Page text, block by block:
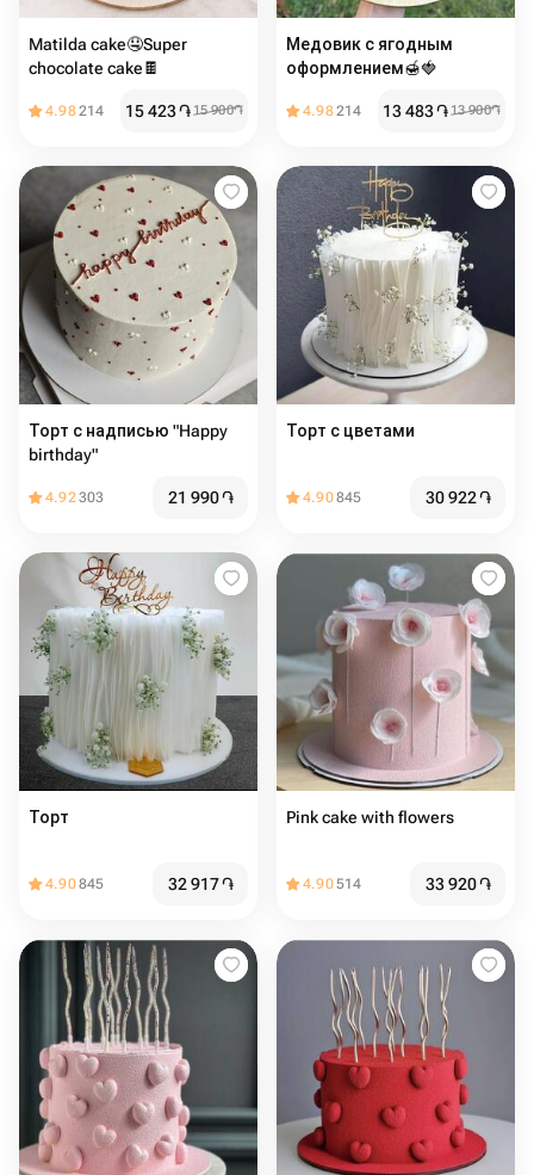
Matilda cake🤤Super
chocolate cake🍫
4.98214 15 423֏15 900֏
Медовик с ягодным
оформлением🍯🍓
4.98214 13 483֏13 900֏
Торт с надписью "Happy
birthday"
4.92303 21 990֏
Торт с цветами
4.90845 30 922֏
Торт
4.90845 32 917֏
Pink cake with flowers
4.90514 33 920֏